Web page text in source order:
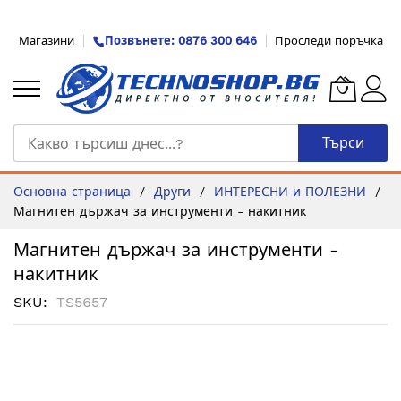
към
съдържанието
Магазини Позвънете: 0876 300 646 Проследи поръчка
Търси
Основна страница Други
ИНТЕРЕСНИ и ПОЛЕЗНИ
Магнитен държач за инструменти - накитник
Магнитен държач за инструменти -
накитник
SKU TS5657